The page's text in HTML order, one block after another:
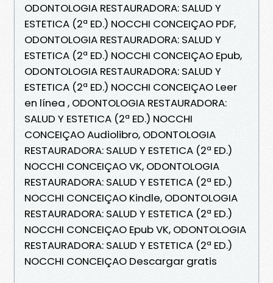
ODONTOLOGIA RESTAURADORA: SALUD Y
ESTETICA (2ª ED.) NOCCHI CONCEIÇAO PDF,
ODONTOLOGIA RESTAURADORA: SALUD Y
ESTETICA (2ª ED.) NOCCHI CONCEIÇAO Epub,
ODONTOLOGIA RESTAURADORA: SALUD Y
ESTETICA (2ª ED.) NOCCHI CONCEIÇAO Leer
en línea , ODONTOLOGIA RESTAURADORA:
SALUD Y ESTETICA (2ª ED.) NOCCHI
CONCEIÇAO Audiolibro, ODONTOLOGIA
RESTAURADORA: SALUD Y ESTETICA (2ª ED.)
NOCCHI CONCEIÇAO VK, ODONTOLOGIA
RESTAURADORA: SALUD Y ESTETICA (2ª ED.)
NOCCHI CONCEIÇAO Kindle, ODONTOLOGIA
RESTAURADORA: SALUD Y ESTETICA (2ª ED.)
NOCCHI CONCEIÇAO Epub VK, ODONTOLOGIA
RESTAURADORA: SALUD Y ESTETICA (2ª ED.)
NOCCHI CONCEIÇAO Descargar gratis